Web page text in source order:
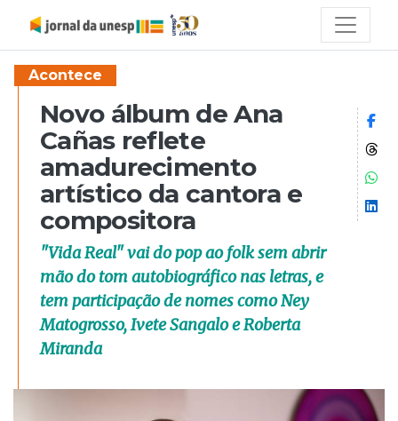
Acontece
Novo álbum de Ana
Cañas reflete
amadurecimento
artístico da cantora e
compositora
"Vida Real" vai do pop ao folk sem abrir
mão do tom autobiográfico nas letras, e
tem participação de nomes como Ney
Matogrosso, Ivete Sangalo e Roberta
Miranda